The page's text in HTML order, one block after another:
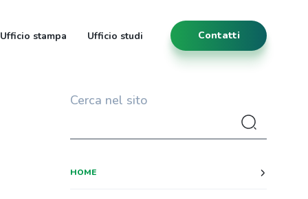
Contatti
Ufficio stampa Ufficio studi
Cerca nel sito
HOME